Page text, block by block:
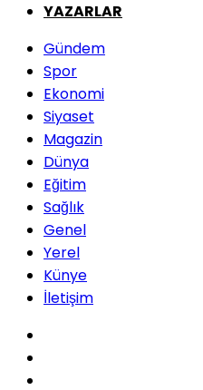
YAZARLAR
Gündem
Spor
Ekonomi
Siyaset
Magazin
Dünya
Eğitim
Sağlık
Genel
Yerel
Künye
İletişim